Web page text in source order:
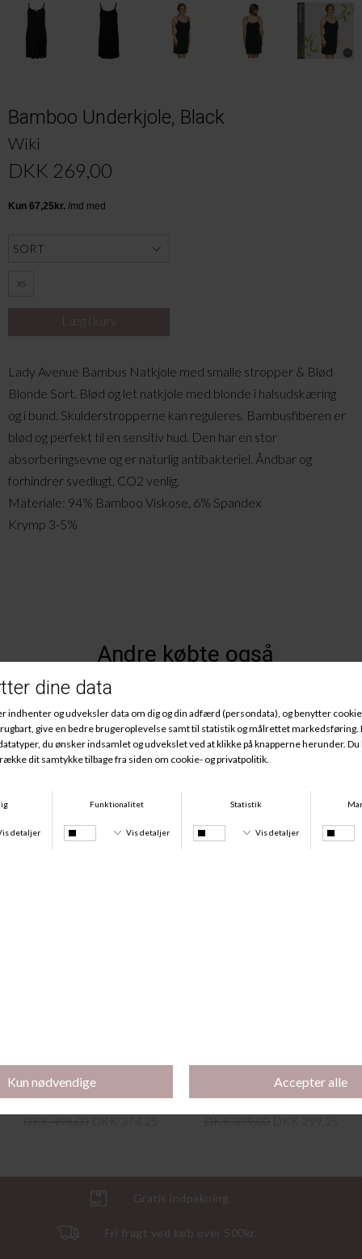
Bamboo Underkjole, Black
Wiki
DKK 269,00
XS
Lady Avenue Bambus Natkjole med smalle stropper & Blød
Blonde Sort. Blød og let natkjole med blonde i halsudskæring
og i bund. Skulderstropperne kan reguleres. Bambusfiberen er
blød og perfekt til en sensitiv hud. Den har en stor
absorberingsevne og er naturlig antibakteriel. Åndbar og
forhindrer svedlugt. CO2 venlig.
Materiale: 94% Bamboo Viskose, 6% Spandex
Krymp 3-5%
Andre købte også
Bambus Pyjamas, Desert Butterfly
Bambus Natkjole, Desert Butterfly
Gratis indpakning
Fri fragt ved køb over 500kr.